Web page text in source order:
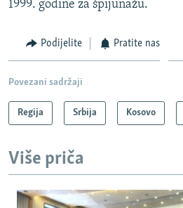
1999. godine za špijunažu.
Podijelite Pratite nas
Povezani sadržaji
Regija Srbija Kosovo
Više priča